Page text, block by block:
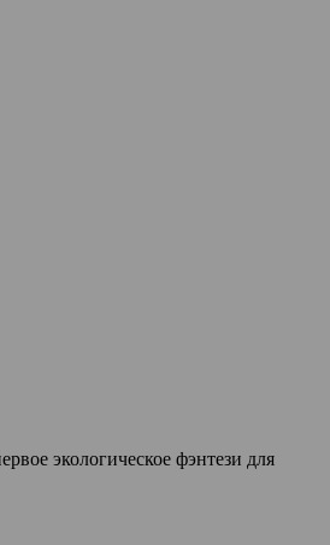
экологическое фэнтези для